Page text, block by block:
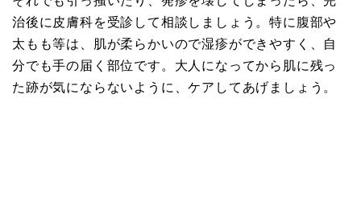
治後に皮膚科を受診して相談しましょう。特に腹部や
太もも等は、肌が柔らかいので湿疹ができやすく、自
分でも手の届く部位です。大人になってから肌に残っ
た跡が気にならないように、ケアしてあげましょう。